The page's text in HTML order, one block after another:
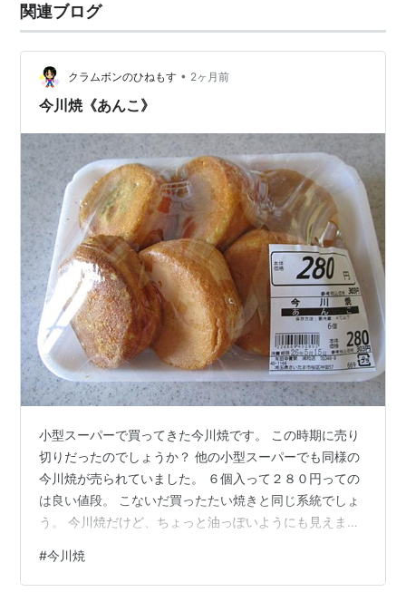
関連ブログ
クラムボンのひねもす • 2ヶ月前
今川焼《あんこ》
小型スーパーで買ってきた今川焼です。 この時期に売り
切りだったのでしょうか？ 他の小型スーパーでも同様の
今川焼が売られていました。 ６個入って２８０円っての
は良い値段。 こないだ買ったたい焼きと同じ系統でしょ
う。 今川焼だけど、ちょっと油っぽいようにも見えま
粒あんです。 皮部分も中はフワッと感があります。 う
ん、これはなかなかのお買い得品でしたね。 残った分は
#今川焼